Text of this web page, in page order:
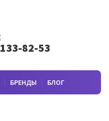
133-82-53
БРЕНДЫ БЛОГ